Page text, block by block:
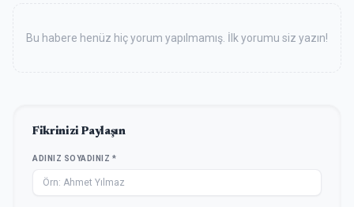
Bu habere henüz hiç yorum yapılmamış. İlk yorumu siz yazın!
Fikrinizi Paylaşın
ADINIZ SOYADINIZ *